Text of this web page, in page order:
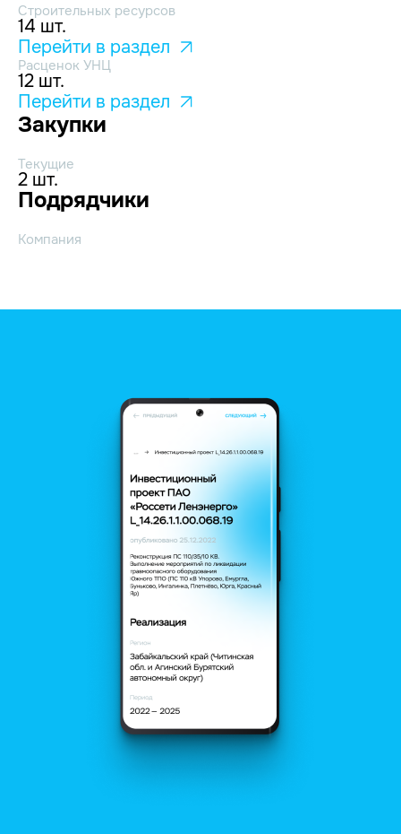
Строительных ресурсов
14 шт.
Перейти в раздел
Расценок УНЦ
12 шт.
Перейти в раздел
Закупки
Текущие
2 шт.
Подрядчики
Компания